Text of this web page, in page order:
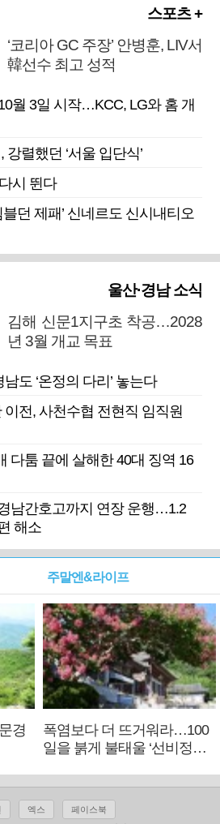
스포츠 +
‘코리아 GC 주장’ 안병훈, LIV서
韓선수 최고 성적
월 3일 시작…KCC, LG와 홈 개
렬했던 ‘서울 입단식’
시 뛴다
던 제패’ 신네르도 신시내티오
울산·경남 소식
김해 신문1지구초 착공…2028
년 3월 개교 목표
도 ‘온정의 다리’ 놓는다
전, 사천수협 전현직 임직원
다툼 끝에 살해한 40대 징역 16
남간호고까지 연장 운행…1.2
해소
경
주말엔&라이프
폭염보다 더 뜨거워라…100
일을 붉게 불태울 ‘선비정신’
엑스
페이스북